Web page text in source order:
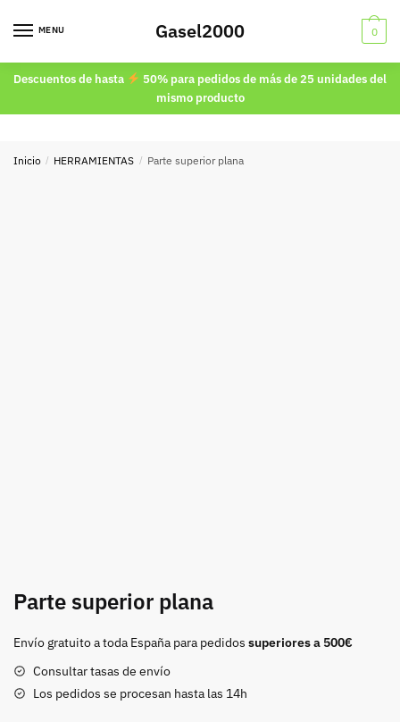
MENU Gasel2000 0
Descuentos de hasta
50% para pedidos de más de 25 unidades del
mismo producto
Inicio / HERRAMIENTAS / Parte superior plana
Parte superior plana
Envío gratuito a toda España para pedidos superiores a 500€
Consultar tasas de envío
Los pedidos se procesan hasta las 14h